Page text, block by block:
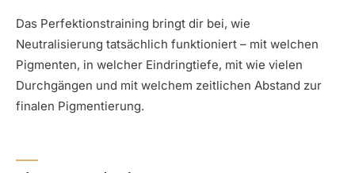
Das Perfektionstraining bringt dir bei, wie
Neutralisierung tatsächlich funktioniert – mit welchen
Pigmenten, in welcher Eindringtiefe, mit wie vielen
Durchgängen und mit welchem zeitlichen Abstand zur
finalen Pigmentierung.